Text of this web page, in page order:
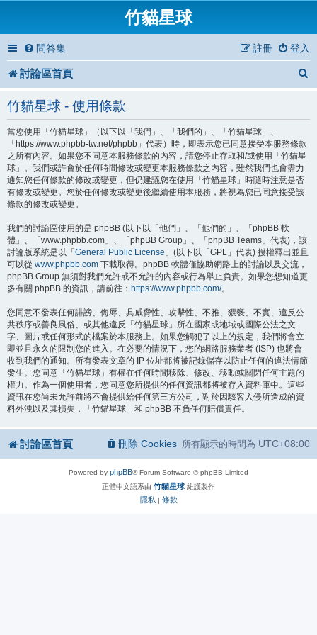
竹貓星球
問答集 登入
註冊
討論區首頁
竹貓星球 - 使用條款
當您使用「竹貓星球」（以下以「我們」、「我們的」、「竹貓星球」、
「https://www.phpbb-tw.net/phpbb」代表）時，即表示您已同意接受本服務條款
之所有內容。如果您不同意本服務條款的內容，請您停止存取和/或使用「竹貓星
球」。我們或許會於任何時間修改或變更本服務條款之內容，雖然我們也會盡力
通知您任何條款的修改或變更，但仍建議您在使用「竹貓星球」時隨時注意是否
有修改或變更。您於任何修改或變更後繼續使用本服務，將視為您已同意接受該
條款的修改或變更。
我們的討論區使用的是 phpBB (以下以「他們」、「他們的」、「phpBB 軟
體」、「www.phpbb.com」、「phpBB Group」、「phpBB Teams」代表)，該
討論版系統是以「 General Public License 」(以下以「GPL」代表) 授權釋出並且
可以從 www.phpbb.com 下載取得。phpBB 軟體僅協助網路上的討論以及交流，
phpBB Group 無須對我們允許或不允許的內容或行為舉止負責。如果您想知道更
多有關 phpBB 的資訊，請前往： https://www.phpbb.com/。
您同意不發表任何誹謗、侮辱、具威脅性、攻擊性、不雅、猥褻、不實、違反公
共秩序或善良風俗、或其他違反「竹貓星球」所在國家或地域或國際公法之文
字、圖片或任何形式的檔案於本服務上。如果您觸犯了以上的規定，我們將會立
即並且永久的限制您的進入。在必要的情況下，您的網路服務業者 (ISP) 也將會
收到我們的通知。所有發表文章的 IP 位址都將被記錄儲存以防止任何的違法情節
發生。您同意「竹貓星球」有權在任何時間移除、修改、移動或關閉任何主題的
權力。作為一個使用者，您同意您所提供的任何資訊都將被存入資料庫中。這些
資訊在您尚未允許前將不會提供給任何第三方公司，對於因駭客入侵所造成的資
料外洩以及其損失，「竹貓星球」和 phpBB 不負任何賠償責任。
討論區首頁 所有顯示的時間為 UTC+08:00
刪除 Cookies
Powered by phpBB® Forum Software © phpBB Limited
正體中文語系由 竹貓星球 維護製作
隱私 | 條款